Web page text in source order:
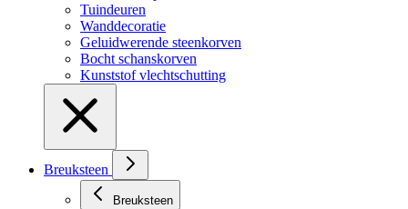
Tuindeuren
Wanddecoratie
Geluidwerende steenkorven
Bocht schanskorven
Kunststof vlechtschutting
Breuksteen
Breuksteen